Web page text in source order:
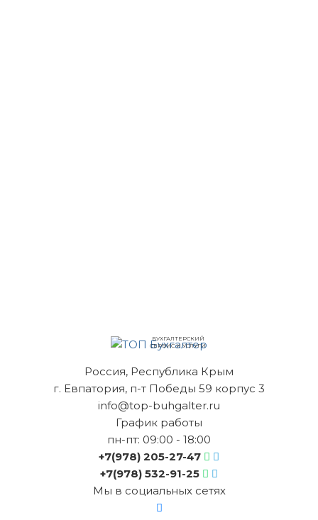
БУХГАЛТЕРСКИЙ
СЕРВИС И УСЛУГИ
Россия, Республика Крым
г. Евпатория, п-т Победы 59 корпус 3
info@top-buhgalter.ru
График работы
пн-пт: 09:00 - 18:00
+7(978) 205-27-47
+7(978) 532-91-25
Мы в социальных сетях